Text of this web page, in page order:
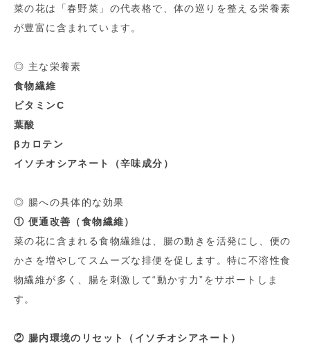
菜の花は「春野菜」の代表格で、体の巡りを整える栄養素
が豊富に含まれています。
◎ 主な栄養素
食物繊維
ビタミンC
葉酸
βカロテン
イソチオシアネート（辛味成分）
◎ 腸への具体的な効果
① 便通改善（食物繊維）
菜の花に含まれる食物繊維は、腸の動きを活発にし、便の
かさを増やしてスムーズな排便を促します。特に不溶性食
物繊維が多く、腸を刺激して“動かす力”をサポートしま
す。
② 腸内環境のリセット（イソチオシアネート）